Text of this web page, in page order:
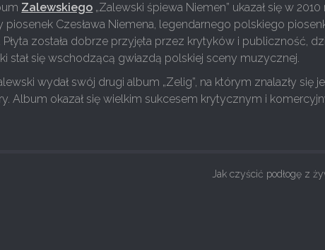
Zalewskiego „Zalewski śpiewa Niemen” ukazał się w 2010
piosenek Czesława Niemena, legendarnego polskiego
Płyta została dobrze przyjęta przez krytyków i publiczność,
stał się wschodzącą gwiazdą polskiej sceny muzycznej.
wydał swój drugi album „Zelig”, na którym znalazły się
Album okazał się wielkim sukcesem krytycznym i
Jak czyścić podłogę z